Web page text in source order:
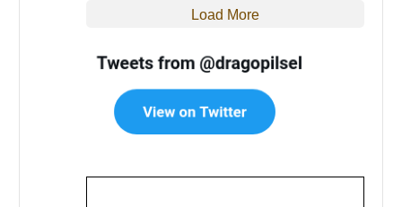
Load More